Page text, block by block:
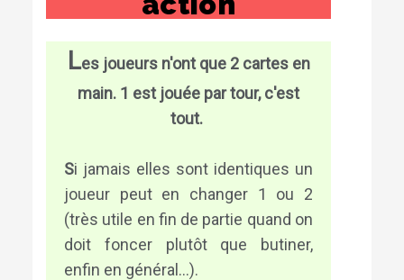
Les joueurs n'ont que 2 cartes en
main. 1 est jouée par tour, c'est
tout.
Si jamais elles sont identiques un
joueur peut en changer 1 ou 2
(très utile en fin de partie quand on
doit foncer plutôt que butiner,
enfin en général...).